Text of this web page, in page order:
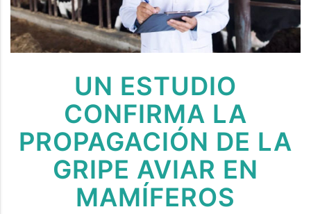
UN ESTUDIO
CONFIRMA LA
PROPAGACIÓN DE LA
GRIPE AVIAR EN
MAMÍFEROS